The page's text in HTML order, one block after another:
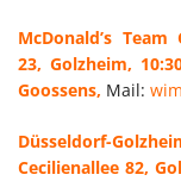
McDonald’s
23, Golzheim,
Goossens, Mail:
Düsseldorf-
Cecilienallee 82,